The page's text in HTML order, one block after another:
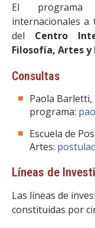
El programa
internacionales a
del Centro
Filosofía, Artes y
Consultas
Paola
programa:
Escuela de
Artes:
Líneas de
Las líneas de
constituidas por